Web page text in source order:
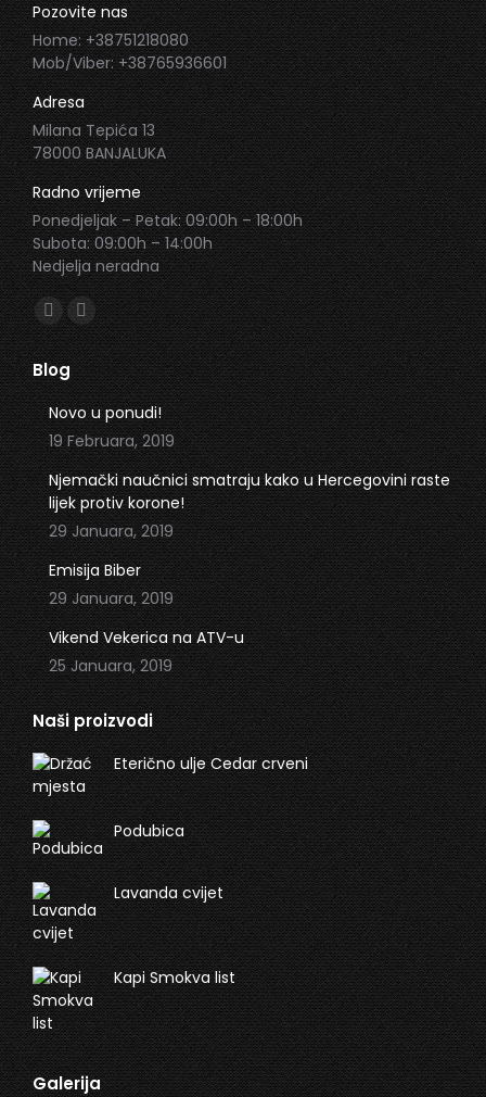
Pozovite nas
Home: +38751218080
Mob/Viber: +38765936601
Adresa
Milana Tepića 13
78000 BANJALUKA
Radno vrijeme
Ponedjeljak – Petak: 09:00h – 18:00h
Subota: 09:00h – 14:00h
Nedjelja neradna
Find us on:
Facebook
page
opens
in
new
window
Instagram
page
opens
in
new
window
Blog
Novo u ponudi!
19 Februara, 2019
Njemački naučnici smatraju kako u Hercegovini raste
lijek protiv korone!
29 Januara, 2019
Emisija Biber
29 Januara, 2019
Vikend Vekerica na ATV-u
25 Januara, 2019
Naši proizvodi
Eterično ulje Cedar crveni
Podubica
Lavanda cvijet
Kapi Smokva list
Galerija